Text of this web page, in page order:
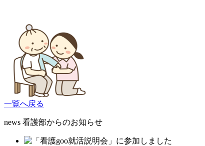
一覧へ戻る
news 看護部からのお知らせ